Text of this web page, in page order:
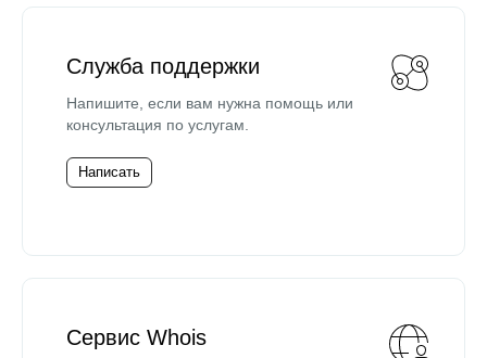
Служба поддержки
Напишите, если вам нужна помощь или
консультация по услугам.
Написать
Сервис Whois